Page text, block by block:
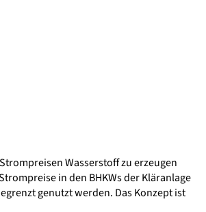
Wasserstoff zu erzeugen
in den BHKWs der Kläranlage
genutzt werden. Das Konzept ist